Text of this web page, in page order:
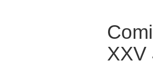
XXV